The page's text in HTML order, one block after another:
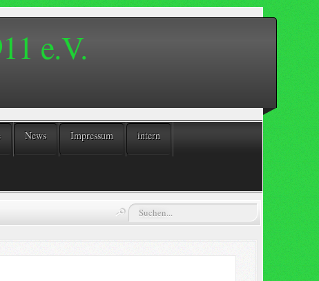
e.V.
News Impressum intern
Suchen...